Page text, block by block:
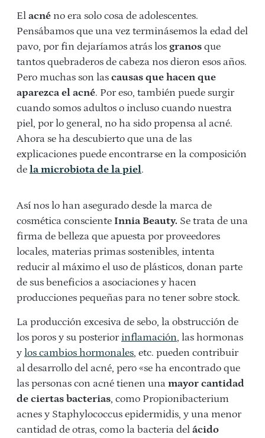
El acné no era solo cosa de adolescentes.
Pensábamos que una vez terminásemos la edad del
pavo, por fin dejaríamos atrás los granos que
tantos quebraderos de cabeza nos dieron esos años.
Pero muchas son las causas que hacen que
aparezca el acné. Por eso, también puede surgir
cuando somos adultos o incluso cuando nuestra
piel, por lo general, no ha sido propensa al acné.
Ahora se ha descubierto que una de las
explicaciones puede encontrarse en la composición
de la microbiota de la piel.
Así nos lo han asegurado desde la marca de
cosmética consciente Innia Beauty. Se trata de una
firma de belleza que apuesta por proveedores
locales, materias primas sostenibles, intenta
reducir al máximo el uso de plásticos, donan parte
de sus beneficios a asociaciones y hacen
producciones pequeñas para no tener sobre stock.
La producción excesiva de sebo, la obstrucción de
los poros y su posterior inflamación, las hormonas
y los cambios hormonales, etc. pueden contribuir
al desarrollo del acné, pero «se ha encontrado que
las personas con acné tienen una mayor cantidad
de ciertas bacterias, como Propionibacterium
acnes y Staphylococcus epidermidis, y una menor
cantidad de otras, como la bacteria del ácido